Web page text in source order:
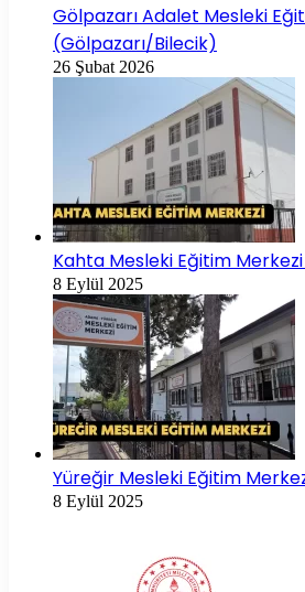
Gölpazarı Adalet Mesleki
(Gölpazarı/Bilecik)
26 Şubat 2026
Kahta Mesleki Eğitim
8 Eylül 2025
Yüreğir Mesleki Eğitim
8 Eylül 2025